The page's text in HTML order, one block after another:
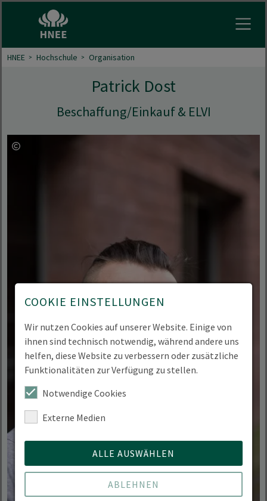
HNEE Hochschule Organisation
Patrick Dost
Beschaffung/Einkauf & ELVI
COOKIE EINSTELLUNGEN
Wir nutzen Cookies auf unserer Website. Einige von
ihnen sind technisch notwendig, während andere uns
helfen, diese Website zu verbessern oder zusätzliche
Funktionalitäten zur Verfügung zu stellen.
Notwendige Cookies
Externe Medien
ALLE AUSWÄHLEN
ABLEHNEN